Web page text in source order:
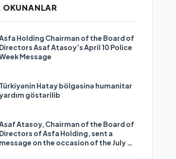
OKUNANLAR
Holding Chairman of the Board of
Directors Asaf Atasoy’s April 10 Police
Message
Türkiyənin Hatay bölgəsinə humanitar
göstərilib
Atasoy, Chairman of the Board of
Directors of Asfa Holding, sent a
message on the occasion of the July 24